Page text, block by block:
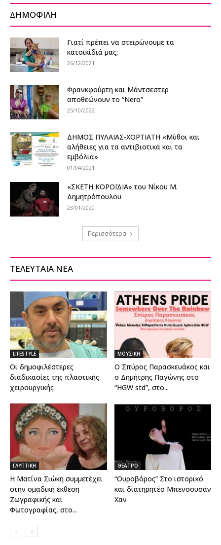
ΔΗΜΟΦΙΛΗ
Γιατί πρέπει να στειρώνουμε τα
κατοικίδιά μας;
26/12/2021
Φρανκφούρτη και Μάντσεστερ
αποθεώνουν το “Nero”
25/10/2022
ΔΗΜΟΣ ΠΥΛΑΙΑΣ-ΧΟΡΤΙΑΤΗ «Μύθοι και
αλήθειες για τα αντιβιοτικά και τα
εμβόλια»
01/04/2021
«ΣΚΕΤΗ ΚΟΡΟΪΔΙΑ» του Νίκου Μ.
Δημητρόπουλου
23/01/2020
Περισσότερα
ΤΕΛΕΥΤΑΙΑ ΝΕΑ
LIFESTYLE
Οι δημοφιλέστερες
διαδικασίες της πλαστικής
χειρουργικής
ΜΟΥΣΙΚΗ
Ο Σπύρος Παρασκευάκος και
ο Δημήτρης Παγώνης στο
“HGW std”, στο...
ΓΛΥΠΤΙΚΗ
Η Ματίνα Σιώκη συμμετέχει
στην ομαδική έκθεση
Ζωγραφικής και
Φωτογραφίας, στο...
ΘΕΑΤΡΟ
“Ουροβόρος” Στο ιστορικό
και διατηρητέο Μπενσουσάν
Χαν